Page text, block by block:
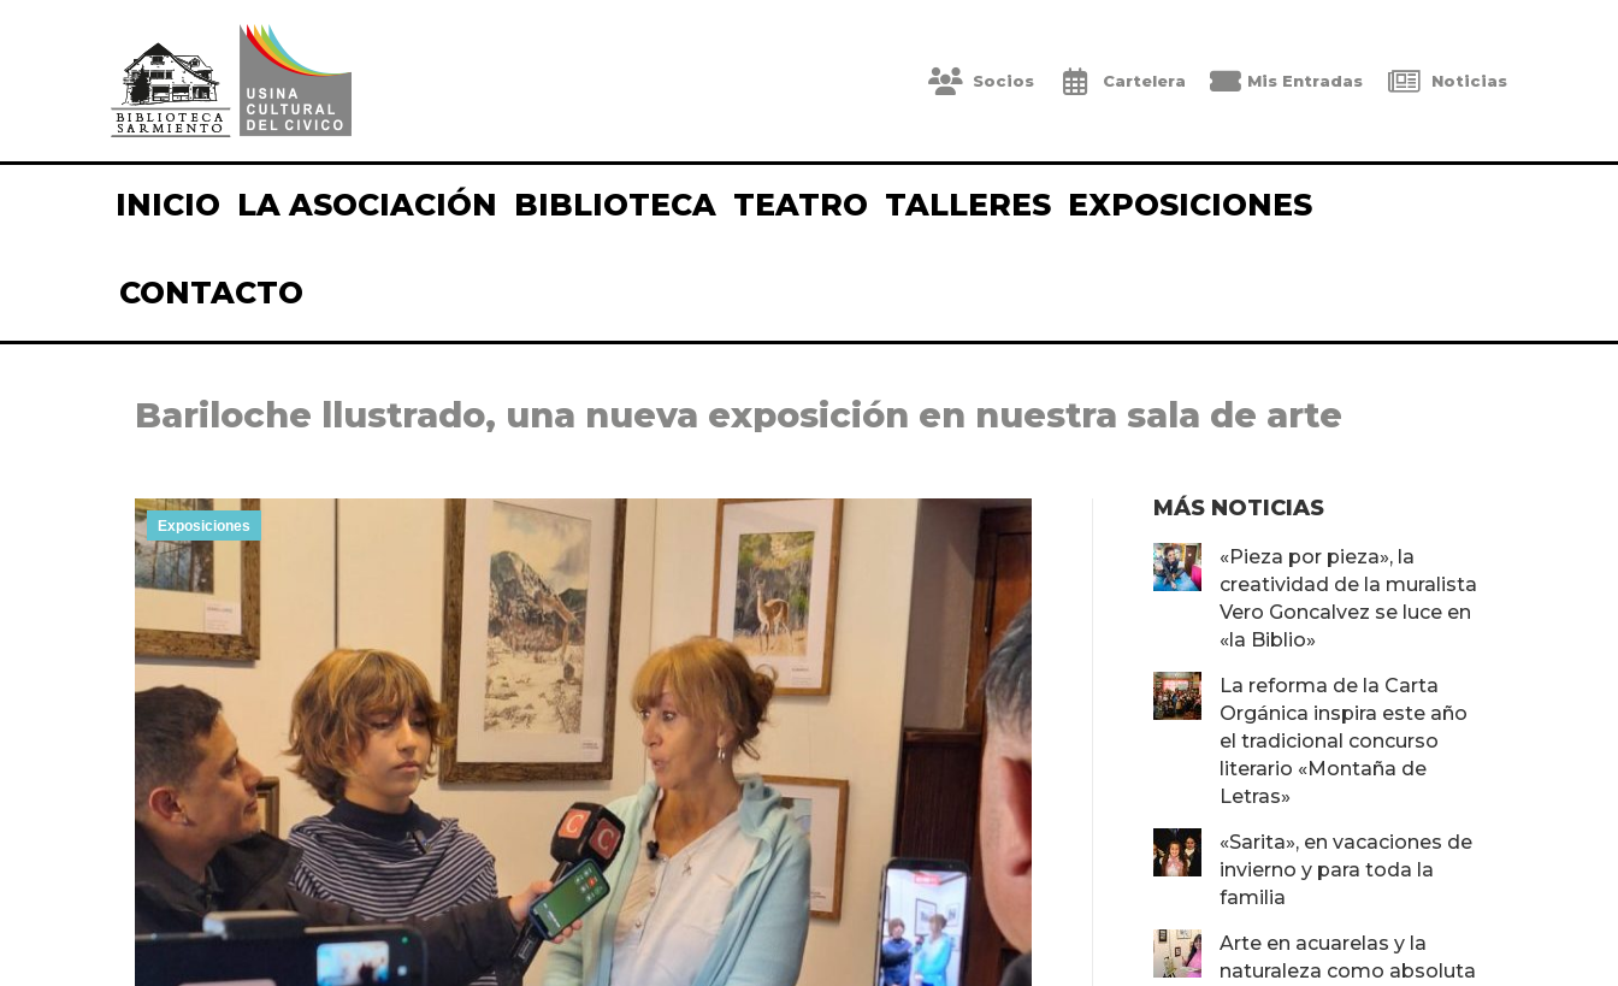
Socios Cartelera Mis Entradas Noticias
INICIO LA ASOCIACIÓN BIBLIOTECA TEATRO TALLERES EXPOSICIONES
CONTACTO
Bariloche llustrado, una nueva exposición en nuestra sala de arte
Exposiciones
MÁS NOTICIAS
«Pieza por pieza», la
creatividad de la muralista
Vero Goncalvez se luce en
«la Biblio»
La reforma de la Carta
Orgánica inspira este año
el tradicional concurso
literario «Montaña de
Letras»
«Sarita», en vacaciones de
invierno y para toda la
familia
Arte en acuarelas y la
naturaleza como absoluta